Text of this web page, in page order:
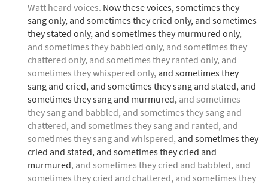
Watt heard voices. Now these voices, sometimes they
sang only, and sometimes they cried only, and sometimes
they stated only, and sometimes they murmured only,
and sometimes they babbled only, and sometimes they
chattered only, and sometimes they ranted only, and
sometimes they whispered only, and sometimes they
sang and cried, and sometimes they sang and stated, and
sometimes they sang and murmured, and sometimes
they sang and babbled, and sometimes they sang and
chattered, and sometimes they sang and ranted, and
sometimes they sang and whispered, and sometimes they
cried and stated, and sometimes they cried and
murmured, and sometimes they cried and babbled, and
sometimes they cried and chattered, and sometimes they